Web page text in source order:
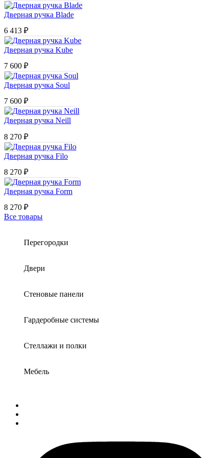
Дверная ручка Blade
6 413 ₽
Дверная ручка Kube
7 600 ₽
Дверная ручка Soul
7 600 ₽
Дверная ручка Neill
8 270 ₽
Дверная ручка Filo
8 270 ₽
Дверная ручка Form
8 270 ₽
Все товары
Перегородки
Двери
Стеновые панели
Гардеробные системы
Стеллажи и полки
Мебель